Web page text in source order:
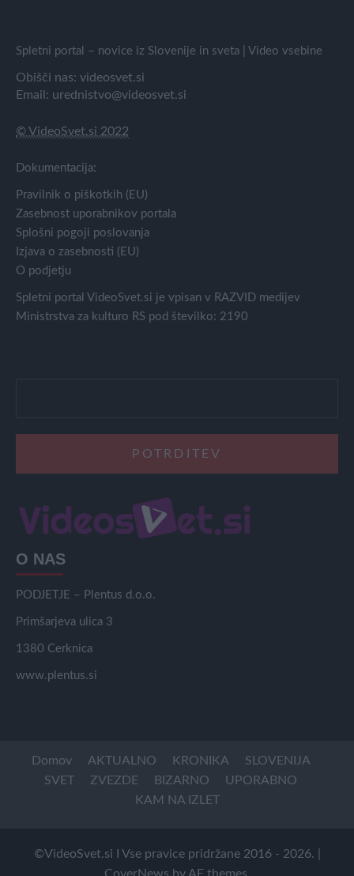
Spletni portal – novice iz Slovenije in sveta | Video vsebine
Obišči nas: videosvet.si
Email: urednistvo@videosvet.si
© VideoSvet.si 2022
Dokumentacija:
Pravilnik o piškotkih (EU)
Zasebnost uporabnikov portala
Splošni pogoji poslovanja
Izjava o zasebnosti (EU)
O podjetju
Spletni portal VideoSvet.si je vpisan v RAZVID medijev
Ministrstva za kulturo RS pod številko: 2190
O NAS
PODJETJE – Plentus d.o.o.
Primšarjeva ulica 3
1380 Cerknica
www.plentus.si
Domov AKTUALNO KRONIKA
SLOVENIJA
SVET
ZVEZDE BIZARNO
UPORABNO
KAM NA IZLET
©VideoSvet.si I Vse pravice pridržane 2016 - 2026.